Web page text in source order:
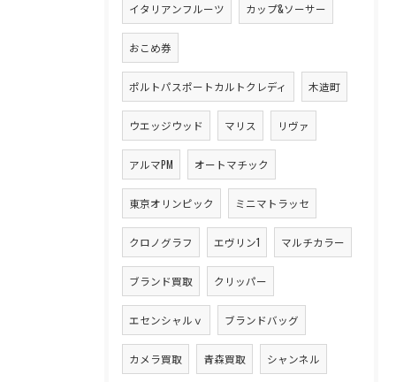
イタリアンフルーツ カップ&ソーサー
おこめ券
ポルトパスポートカルトクレディ 木造町
ウエッジウッド マリス リヴァ
アルマPM オートマチック
東京オリンピック ミニマトラッセ
クロノグラフ エヴリン1 マルチカラー
ブランド買取 クリッパー
エセンシャルｖ ブランドバッグ
カメラ買取 青森買取 シャンネル